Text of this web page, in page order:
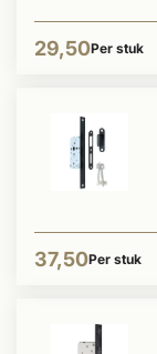
29,50Per stuk
37,50Per stuk